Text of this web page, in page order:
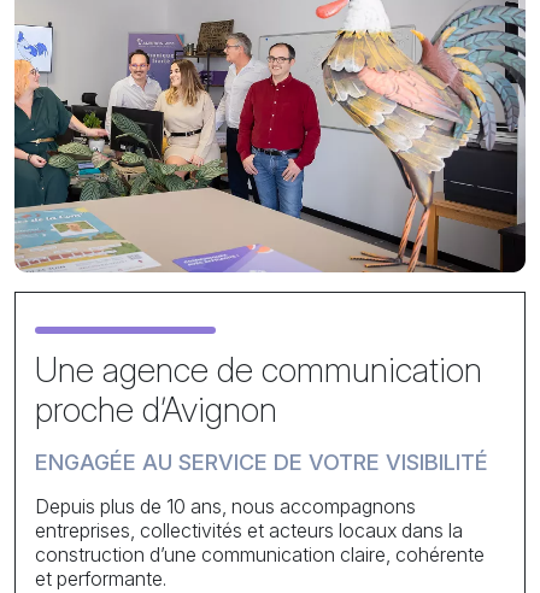
Une agence de communication
proche d’Avignon
ENGAGÉE AU SERVICE DE VOTRE VISIBILITÉ
Depuis plus de 10 ans, nous accompagnons
entreprises, collectivités et acteurs locaux dans la
construction d’une communication claire, cohérente
et performante.